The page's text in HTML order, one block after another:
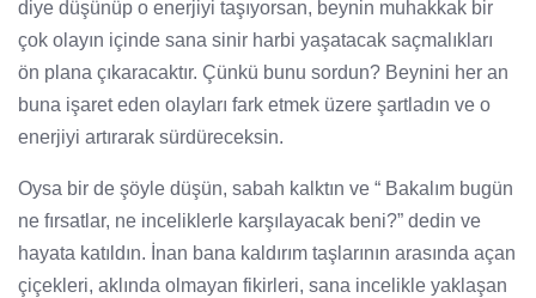
diye düşünüp o enerjiyi taşıyorsan, beynin muhakkak bir
çok olayın içinde sana sinir harbi yaşatacak saçmalıkları
ön plana çıkaracaktır. Çünkü bunu sordun? Beynini her an
buna işaret eden olayları fark etmek üzere şartladın ve o
enerjiyi artırarak sürdüreceksin.
Oysa bir de şöyle düşün, sabah kalktın ve “ Bakalım bugün
ne fırsatlar, ne inceliklerle karşılayacak beni?” dedin ve
hayata katıldın. İnan bana kaldırım taşlarının arasında açan
çiçekleri, aklında olmayan fikirleri, sana incelikle yaklaşan